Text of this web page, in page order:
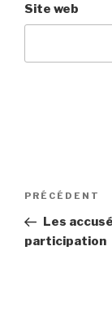
Site web
Navigation
l’article
Article
précédent
PRÉCÉDENT
Les
participation